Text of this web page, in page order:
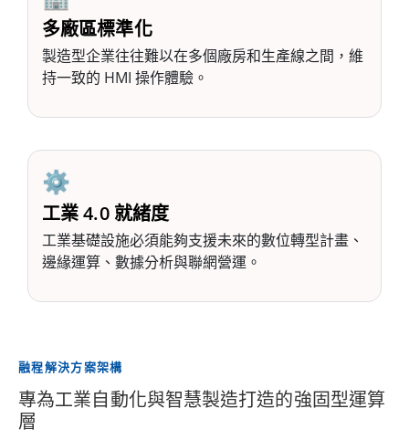
多廠區標準化
製造型企業往往難以在多個廠房和生產線之間，維
持一致的 HMI 操作體驗。
⚙️
工業 4.0 就緒度
工業基礎設施必須能夠支援未來的數位轉型計畫、
邊緣運算、數據分析與聯網營運。
融程解決方案架構
專為工業自動化與智慧製造打造的強固型運算
層